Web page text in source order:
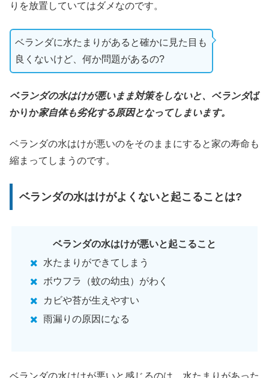
りを放置していてはダメなのです。
ベランダに水たまりがあると確かに見た目も
良くないけど、何か問題があるの?
ベランダの水はけが悪いまま対策をしないと、ベランダば
かりか家自体も劣化する原因となってしまいます。
ベランダの水はけが悪いのをそのままにすると家の寿命も
縮まってしまうのです。
ベランダの水はけがよくないと起こることは?
ベランダの水はけが悪いと起こること
水たまりができてしまう
ボウフラ（蚊の幼虫）がわく
カビや苔が生えやすい
雨漏りの原因になる
ベランダの水はけが悪いと感じるのは、水たまりがあった